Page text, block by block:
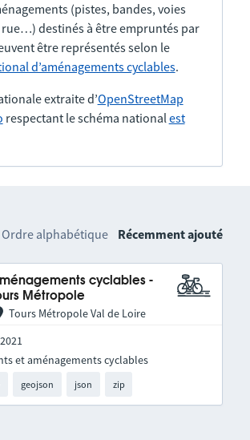
(pistes, bandes, voies
rue…) destinés à être empruntés par
être représentés selon le
d’aménagements cyclables.
extraite d’OpenStreetMap
respectant le schéma nationalest
Ordre alphabétique Récemment ajouté
cyclables -
Métropole
Tours Métropole Val de Loire
geojson json zip
et aménagements cyclables